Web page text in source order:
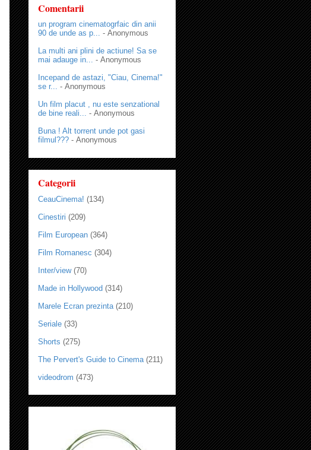
Comentarii
un program cinematogrfaic din anii
90 de unde as p... - Anonymous
La multi ani plini de actiune! Sa se
mai adauge in... - Anonymous
Incepand de astazi, "Ciau, Cinema!"
se r... - Anonymous
Un film placut , nu este senzational
de bine reali... - Anonymous
Buna ! Alt torrent unde pot gasi
filmul??? - Anonymous
Categorii
CeauCinema! (134)
Cinestiri (209)
Film European (364)
Film Romanesc (304)
Inter/view (70)
Made in Hollywood (314)
Marele Ecran prezinta (210)
Seriale (33)
Shorts (275)
The Pervert's Guide to Cinema (211)
videodrom (473)